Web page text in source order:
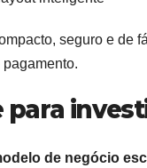
seguro e de
de negócio